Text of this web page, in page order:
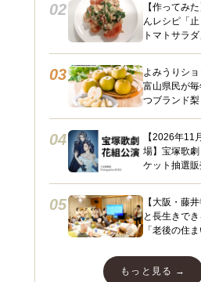
02
【作ってみ
んレシピ「
トマトサラ
03
よみうりシ
富山県民が
つブランド
04
【2026年11
場】宝塚歌
ケット抽選
05
【大阪・藤
と長生きでき
「老後の住
山
もっと見る →